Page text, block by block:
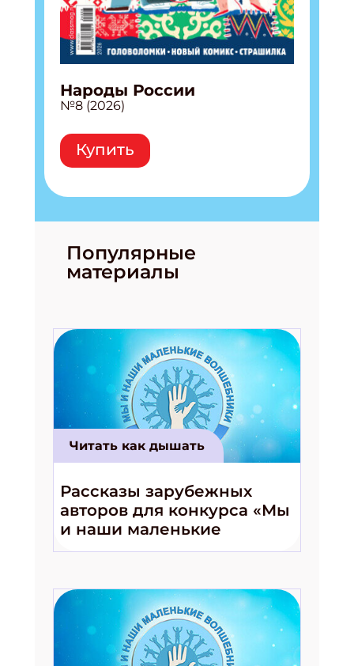
Народы России
№8 (2026)
Купить
Популярные
материалы
Читать как дышать
Рассказы зарубежных
авторов для конкурса «Мы
и наши маленькие
волшебники!»